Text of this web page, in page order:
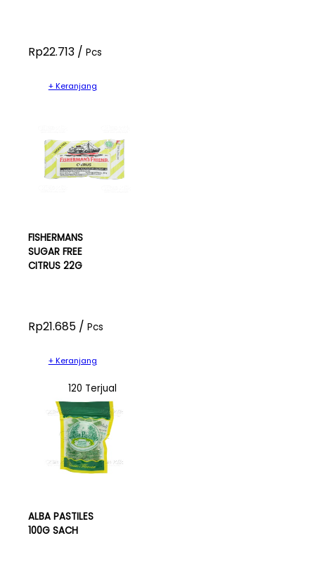
Rp22.713 / Pcs
+ Keranjang
FISHERMANS
SUGAR FREE
CITRUS 22G
Rp21.685 / Pcs
+ Keranjang
120 Terjual
ALBA PASTILES
100G SACH